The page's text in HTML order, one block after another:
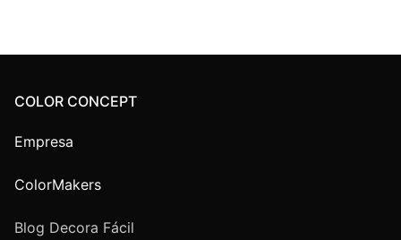
COLOR CONCEPT
Empresa
ColorMakers
Blog Decora Fácil